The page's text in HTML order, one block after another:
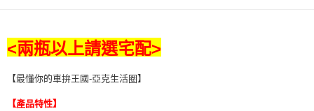
３．安心：先確認商品／服務後，再付款。
【「AFTEE先享後付」結帳流程】
１．於結帳方式選擇「AFTEE先享後付」後，將跳轉至「AFTEE先享後付」
結帳頁面，進行簡訊認證並確認金額後，即可完成結帳。
全家取貨付款 (運費60$)
付款後全家取貨 (運費70$)
<兩瓶以上請選宅配>
【最懂你的車拚王國-亞克生活圈】
【產品特性】